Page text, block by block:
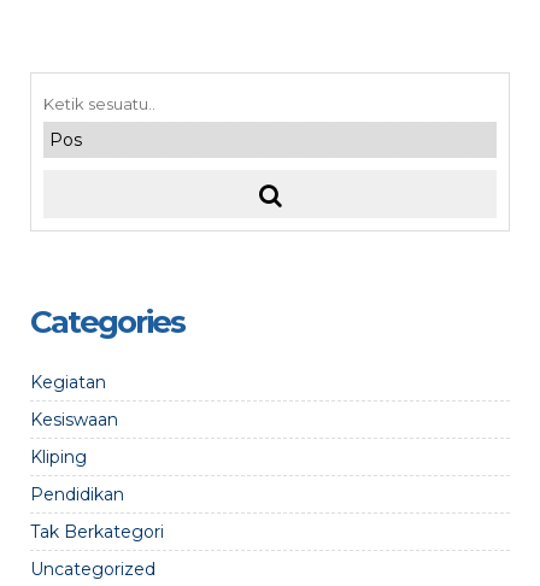
Categories
Kegiatan
Kesiswaan
Kliping
Pendidikan
Tak Berkategori
Uncategorized